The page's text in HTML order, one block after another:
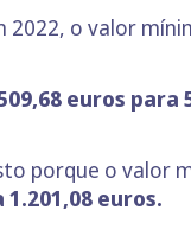
2022, o valor
euros para
porque o valor
euros.